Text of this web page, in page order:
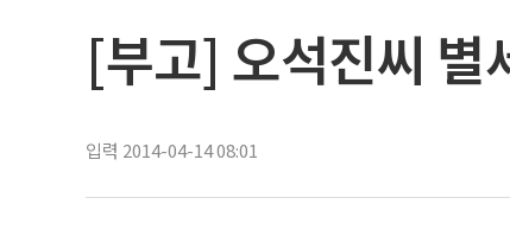
[부고] 오석진씨 별
입력 2014-04-14 08:01